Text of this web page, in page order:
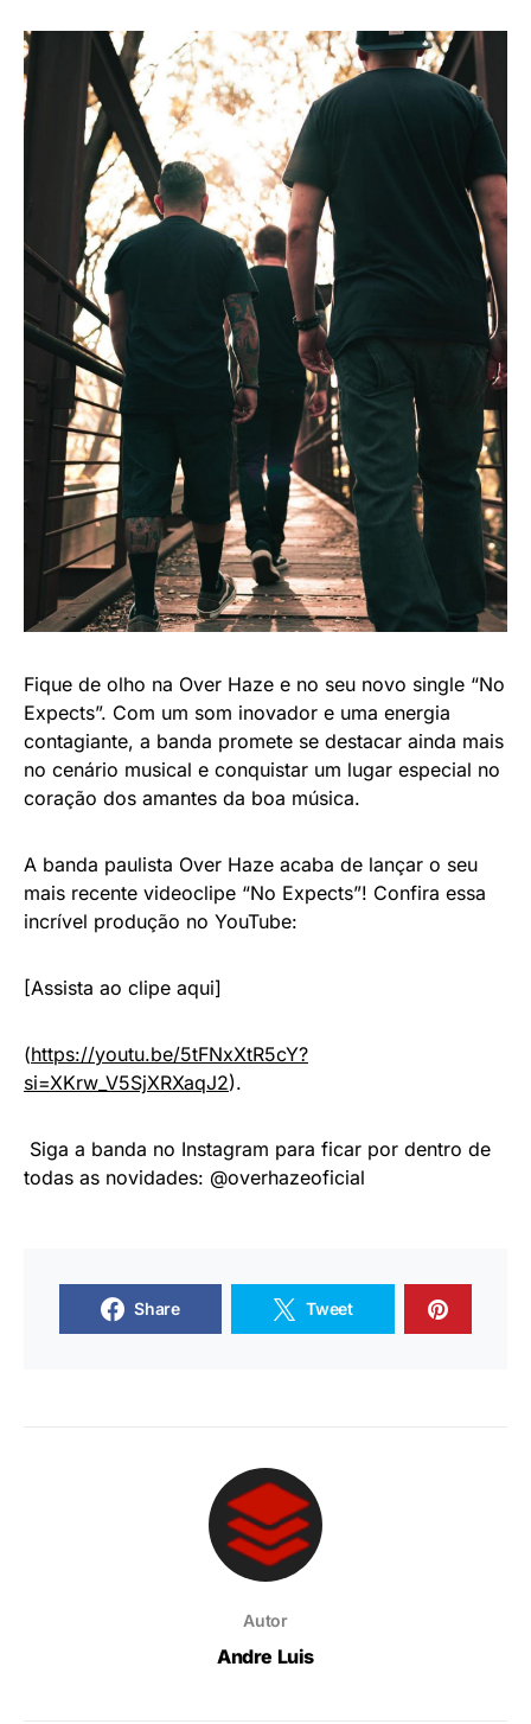
Fique de olho na Over Haze e no seu novo single “No
Expects”. Com um som inovador e uma energia
contagiante, a banda promete se destacar ainda mais
no cenário musical e conquistar um lugar especial no
coração dos amantes da boa música.
A banda paulista Over Haze acaba de lançar o seu
mais recente videoclipe “No Expects”! Confira essa
incrível produção no YouTube:
[Assista ao clipe aqui]
(https://youtu.be/5tFNxXtR5cY?
si=XKrw_V5SjXRXaqJ2).
Siga a banda no Instagram para ficar por dentro de
todas as novidades: @overhazeoficial
Share Tweet
Autor
Andre Luis